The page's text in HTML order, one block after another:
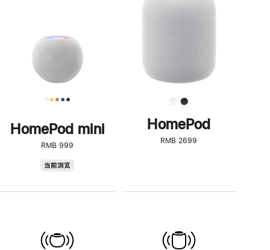
HomePod mini
RMB 999
当前浏览
了
解
HomePod<
HomePod
RMB 2699